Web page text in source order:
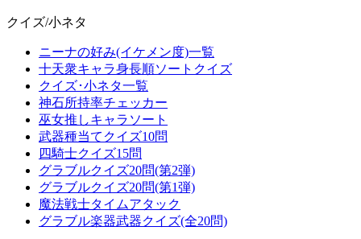
クイズ/小ネタ
ニーナの好み(イケメン度)一覧
十天衆キャラ身長順ソートクイズ
クイズ･小ネタ一覧
神石所持率チェッカー
巫女推しキャラソート
武器種当てクイズ10問
四騎士クイズ15問
グラブルクイズ20問(第2弾)
グラブルクイズ20問(第1弾)
魔法戦士タイムアタック
グラブル楽器武器クイズ(全20問)